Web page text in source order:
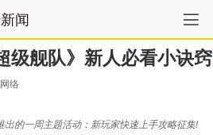
闻
级舰队》新人必看小诀窍
络
的一周主题活动：新玩家快速上手攻略征集!